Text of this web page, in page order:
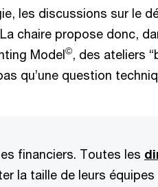
les discussions sur le
chaire propose donc,
Model©, des ateliers
qu’une question
financiers. Toutes les
la taille de leurs